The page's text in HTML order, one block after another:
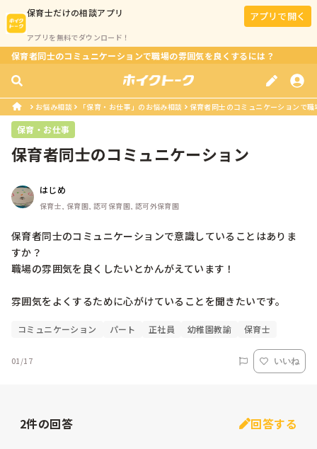
保育士だけの相談アプリ
アプリを無料でダウンロード！
アプリで開く
保育者同士のコミュニケーションで職場の雰囲気を良くするには？
お悩み相談 「保育・お仕事」のお悩み相談 保育者同士のコミュニケーションで
保育・お仕事
保育者同士のコミュニケーション
はじめ
保育士, 保育園, 認可保育園, 認可外保育園
保育者同士のコミュニケーションで意識していることはありま
すか？
職場の雰囲気を良くしたいとかんがえています！
雰囲気をよくするために心がけていることを聞きたいです。
コミュニケーション パート 正社員 幼稚園教諭 保育士
01/17 いいね
2件の回答 回答する